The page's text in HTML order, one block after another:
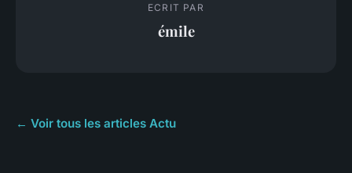
ECRIT PAR
émile
← Voir tous les articles Actu